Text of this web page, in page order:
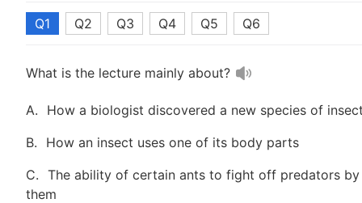
Q1 Q2 Q3 Q4 Q5 Q6
What is the lecture mainly about?
A.
How a biologist discovered a new species of
B.
How an insect uses one of its body parts
C. The ability of certain ants to fight off predators
them